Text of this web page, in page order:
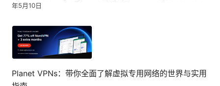
年5月10日
Planet VPNs：带你全面了解虚拟专用网络的世界与实用